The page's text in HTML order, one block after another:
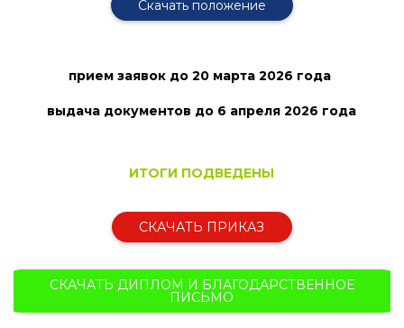
Скачать положение
прием заявок до 20 марта 2026 года
выдача документов до 6 апреля 2026 года
ИТОГИ ПОДВЕДЕНЫ
СКАЧАТЬ ПРИКАЗ
СКАЧАТЬ ДИПЛОМ И БЛАГОДАРСТВЕННОЕ
ПИСЬМО